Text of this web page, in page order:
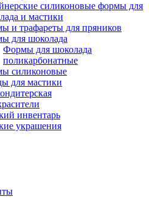
силиконовые формы для
и мастики
и трафареты для пряников
для шоколада
Формы для шоколада
поликарбонатные
силиконовые
для мастики
инвентарь
украшения